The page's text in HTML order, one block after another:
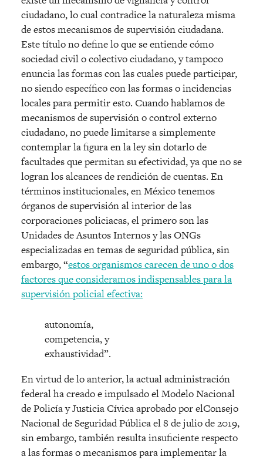
ciudadano, lo cual contradice la naturaleza misma
de estos mecanismos de supervisión ciudadana.
Este título no define lo que se entiende cómo
sociedad civil o colectivo ciudadano, y tampoco
enuncia las formas con las cuales puede participar,
no siendo específico con las formas o incidencias
locales para permitir esto. Cuando hablamos de
mecanismos de supervisión o control externo
ciudadano, no puede limitarse a simplemente
contemplar la figura en la ley sin dotarlo de
facultades que permitan su efectividad, ya que no se
logran los alcances de rendición de cuentas. En
términos institucionales, en México tenemos
órganos de supervisión al interior de las
corporaciones policiacas, el primero son las
Unidades de Asuntos Internos y las ONGs
especializadas en temas de seguridad pública, sin
embargo, “estos organismos carecen de uno o dos
factores que consideramos indispensables para la
supervisión policial efectiva:
autonomía,
competencia, y
exhaustividad”.
En virtud de lo anterior, la actual administración
federal ha creado e impulsado el Modelo Nacional
de Policía y Justicia Cívica aprobado por elConsejo
Nacional de Seguridad Pública el 8 de julio de 2019,
sin embargo, también resulta insuficiente respecto
a las formas o mecanismos para implementar la